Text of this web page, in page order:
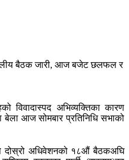
विवादास्पद अभिव्यक्तिका कारण
बेला आज सोमबार प्रतिनिधि सभाको
दोस्रो अधिवेशनको १८औं बैठकअघि